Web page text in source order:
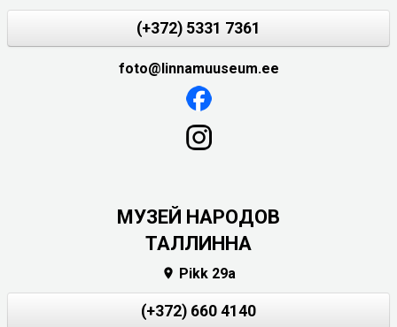
(+372) 5331 7361
foto@linnamuuseum.ee
MУЗЕЙ НАРОДОВ
ТАЛЛИННА
 Pikk 29a
(+372) 660 4140